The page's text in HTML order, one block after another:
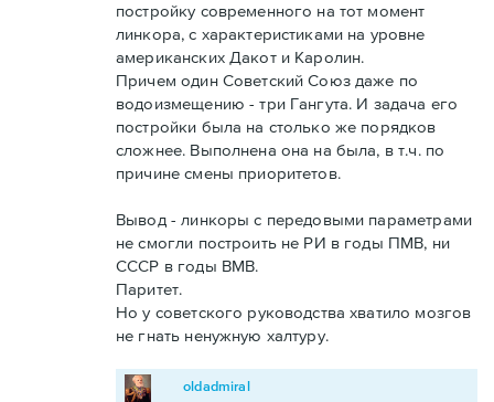
постройку современного на тот момент
линкора, с характеристиками на уровне
американских Дакот и Каролин.
Причем один Советский Союз даже по
водоизмещению - три Гангута. И задача его
постройки была на столько же порядков
сложнее. Выполнена она на была, в т.ч. по
причине смены приоритетов.
Вывод - линкоры с передовыми параметрами
не смогли построить не РИ в годы ПМВ, ни
СССР в годы ВМВ.
Паритет.
Но у советского руководства хватило мозгов
не гнать ненужную халтуру.
oldadmiral